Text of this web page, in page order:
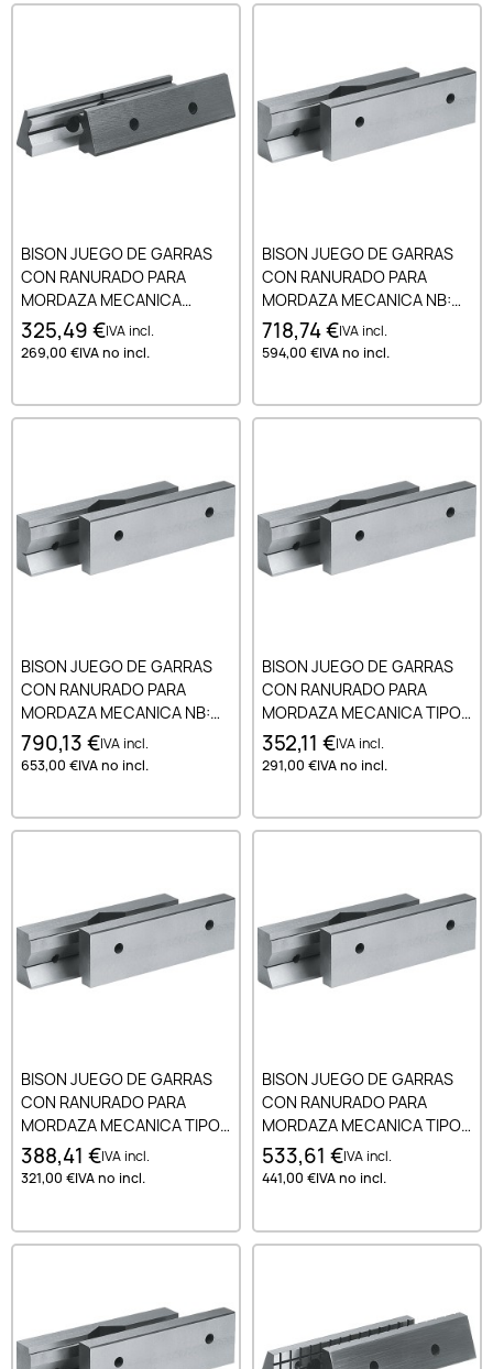
BISON JUEGO DE GARRAS
CON RANURADO PARA
MORDAZA MECANICA
MODULAR DE ALTA
PRECISION TIPO 6620 200
325,49 €IVA incl.
269,00 €IVA no incl.
BISON JUEGO DE GARRAS
CON RANURADO PARA
MORDAZA MECANICA NB:
ARTICULO 88.200 160 MM
718,74 €IVA incl.
594,00 €IVA no incl.
BISON JUEGO DE GARRAS
CON RANURADO PARA
MORDAZA MECANICA NB:
ARTICULO 88.200 200 MM
790,13 €IVA incl.
653,00 €IVA no incl.
BISON JUEGO DE GARRAS
CON RANURADO PARA
MORDAZA MECANICA TIPO
6512.6530. 6537 100 MM
352,11 €IVA incl.
291,00 €IVA no incl.
BISON JUEGO DE GARRAS
CON RANURADO PARA
MORDAZA MECANICA TIPO
6512.6530. 6537 125 MM
388,41 €IVA incl.
321,00 €IVA no incl.
BISON JUEGO DE GARRAS
CON RANURADO PARA
MORDAZA MECANICA TIPO
6512.6530. 6537 160 MM
533,61 €IVA incl.
441,00 €IVA no incl.